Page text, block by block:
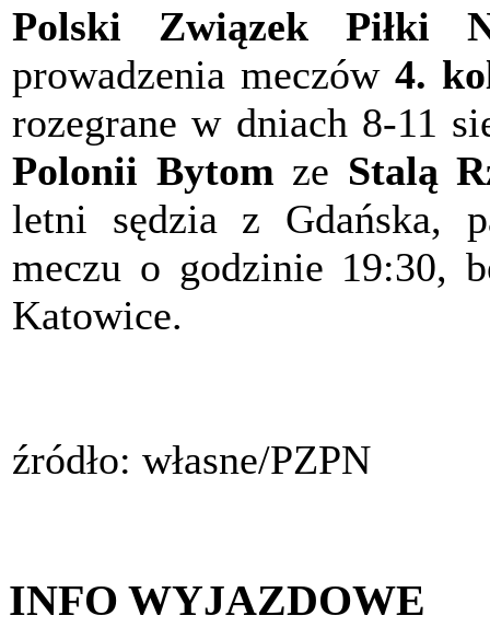
Polski Związek Piłki
prowadzenia meczów 4.
rozegrane w dniach 8-11
Polonii Bytom ze Stalą
letni sędzia z Gdańska,
meczu o godzinie 19:30,
Katowice.
źródło: własne/PZPN
INFO WYJAZDOWE